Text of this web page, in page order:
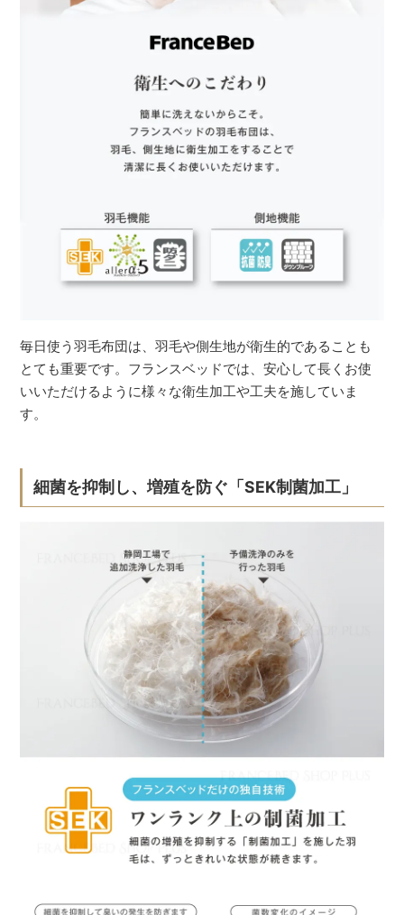
毎日使う羽毛布団は、羽毛や側生地が衛生的であることも
とても重要です。フランスベッドでは、安心して長くお使
いいただけるように様々な衛生加工や工夫を施していま
す。
細菌を抑制し、増殖を防ぐ「SEK制菌加工」